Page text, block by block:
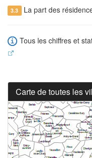
3.3 La part des
Tous les chiffres et
Carte de toutes les